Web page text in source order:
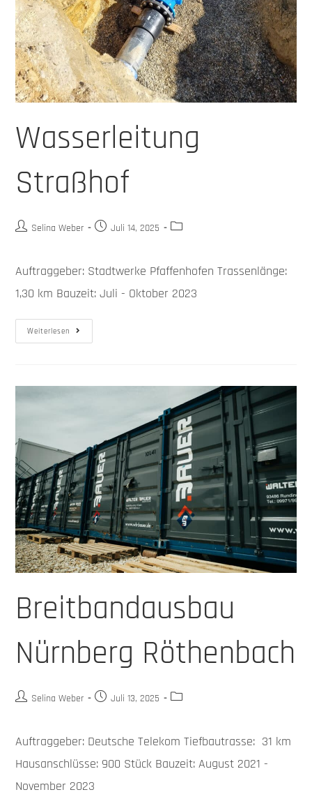
Wasserleitung
Straßhof
Selina Weber Juli 14, 2025
Auftraggeber: Stadtwerke Pfaffenhofen Trassenlänge:
1,30 km Bauzeit: Juli - Oktober 2023
Weiterlesen
Breitbandausbau
Nürnberg Röthenbach
Selina Weber Juli 13, 2025
Auftraggeber: Deutsche Telekom Tiefbautrasse: 31 km
Hausanschlüsse: 900 Stück Bauzeit: August 2021 -
November 2023